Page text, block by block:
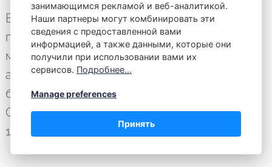
Если проживаете или работаете в районе
платной зоны, то можно приобрести
месячный абонемент. Месячный личный
абонемент, если живете в данном районе,
будет стоить около 5 лев, годовой - 55 лев.
Служебные платные абонементы стоят от
120 до 350 лев за месяц.
занимающимся рекламой и веб-аналитикой.
Наши партнеры могут комбинировать эти
сведения с предоставленной вами
информацией, а также данными, которые они
получили при использовании вами их
сервисов. Подробнее…
Manage preferences
Принять